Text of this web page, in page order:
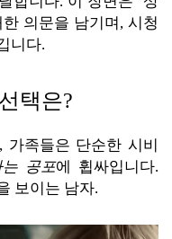
의문을 남기며, 시청
니다.
택은?
가족들은 단순한 시비
는 공포에 휩싸입니다.
보이는 남자.